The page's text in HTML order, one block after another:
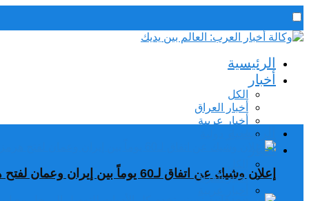
رئيس التحرير / د. اسماعيل الجنابي
الخميس,6 أغسطس, 2026الرئيسية
أخبار
الكل
أخبار العراق
أخبار عربية
إعلان وشيك عن اتفاق لـ60 يوماً بين إيران وعمان لفتح هرمز
الرئيسية
أخبار
أخبار العراق